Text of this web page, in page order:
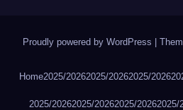
Proudly powered by WordPress
Home2025/20262025/20262025/2026
2025/20262025/20262025/20262025/